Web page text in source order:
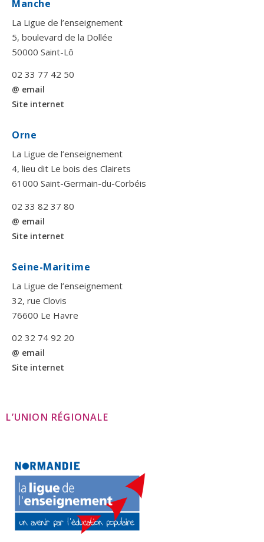
Manche
La Ligue de l’enseignement
5, boulevard de la Dollée
50000 Saint-Lô
02 33 77 42 50
@ email
Site internet
Orne
La Ligue de l’enseignement
4, lieu dit Le bois des Clairets
61000 Saint-Germain-du-Corbéis
02 33 82 37 80
@ email
Site internet
Seine-Maritime
La Ligue de l’enseignement
32, rue Clovis
76600 Le Havre
02 32 74 92 20
@ email
Site internet
L’UNION RÉGIONALE